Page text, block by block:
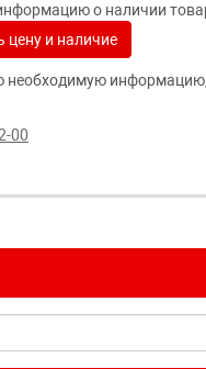
о наличии
цену и наличие
необходимую
00